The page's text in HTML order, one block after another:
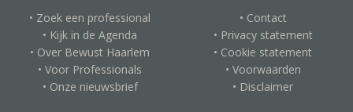
• Zoek een professional
• Kijk in de Agenda
• Over Bewust Haarlem
• Voor Professionals
• Onze nieuwsbrief
• Contact
• Privacy statement
• Cookie statement
• Voorwaarden
• Disclaimer